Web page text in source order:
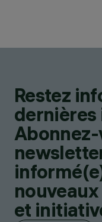
Restez
dernières
et